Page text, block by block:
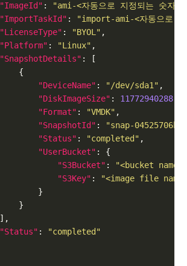
"ImageId" :
"ami-<자동으로 지정되는 숫자/
"ImportTaskId" :
"import-ami-<자동으로
"LicenseType" : "BYOL"
"Platform" : "Linux"
"SnapshotDetails"
"DeviceName" : "/dev/sda1"
"DiskImageSize" : 11772940288.0
"Format" : "VMDK"
"SnapshotId" :
"snap-
"Status" : "completed"
"UserBucket"
"S3Bucket" :
"<bucket name>"
"S3Key" :
"<image file
"Status" :
"completed"